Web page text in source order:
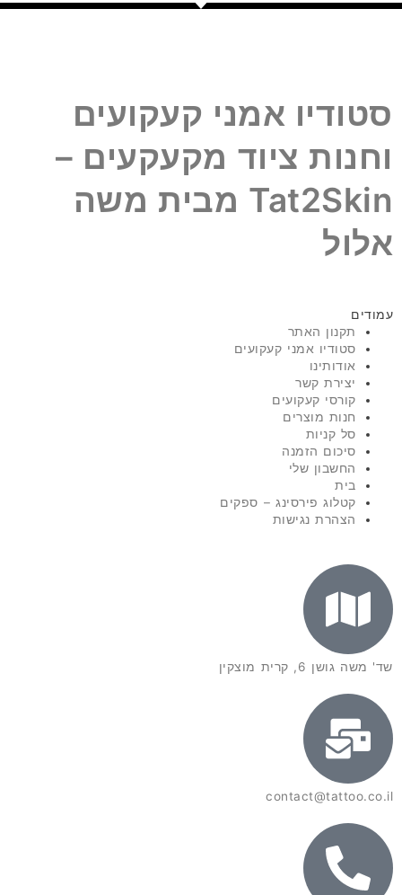
סטודיו אמני קעקועים
וחנות ציוד מקעקעים –
Tat2Skin מבית משה
אלול
עמודים
תקנון האתר
סטודיו אמני קעקועים
אודותינו
יצירת קשר
קורסי קעקועים
חנות מוצרים
סל קניות
סיכום הזמנה
החשבון שלי
בית
קטלוג פירסינג – ספקים
הצהרת נגישות
שד' משה גושן 6, קרית מוצקין
contact@tattoo.co.il